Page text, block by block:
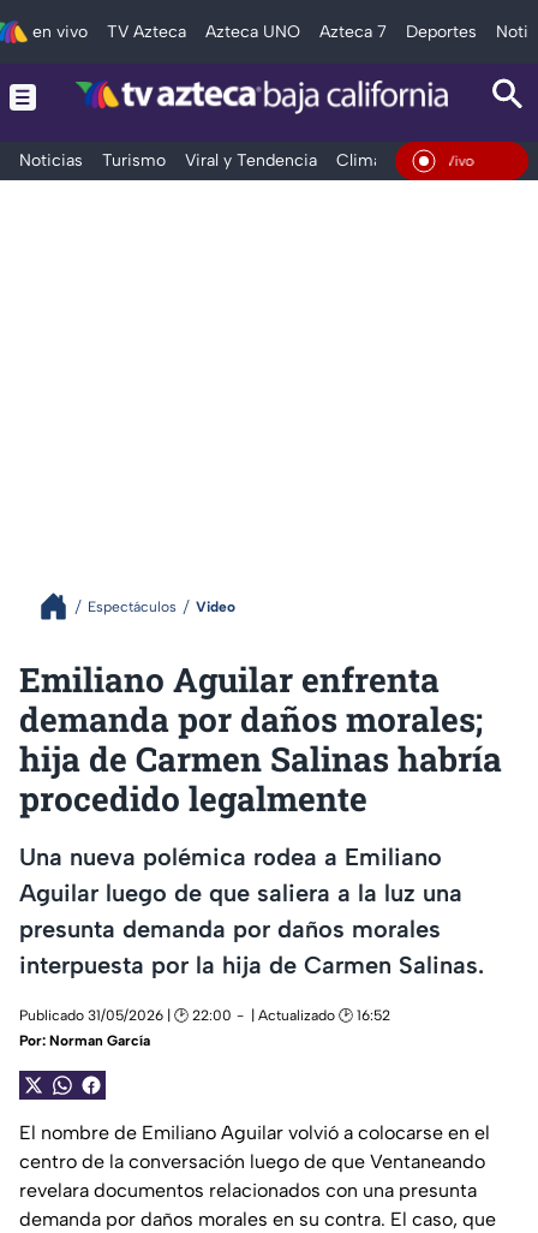
en vivo TV Azteca Azteca UNO Azteca 7 Deportes
Noticias Turismo Viral y Tendencia Clima Deportes
En Vivo
Espectáculos Video
Emiliano Aguilar enfrenta
demanda por daños morales;
hija de Carmen Salinas habría
procedido legalmente
Una nueva polémica rodea a Emiliano
Aguilar luego de que saliera a la luz una
presunta demanda por daños morales
interpuesta por la hija de Carmen Salinas.
Publicado 31/05/2026 | 🕑 22:00
| Actualizado 🕑 16:52
Por: Norman García
El nombre de Emiliano Aguilar volvió a colocarse en el
centro de la conversación luego de que Ventaneando
revelara documentos relacionados con una presunta
demanda por daños morales en su contra. El caso, que